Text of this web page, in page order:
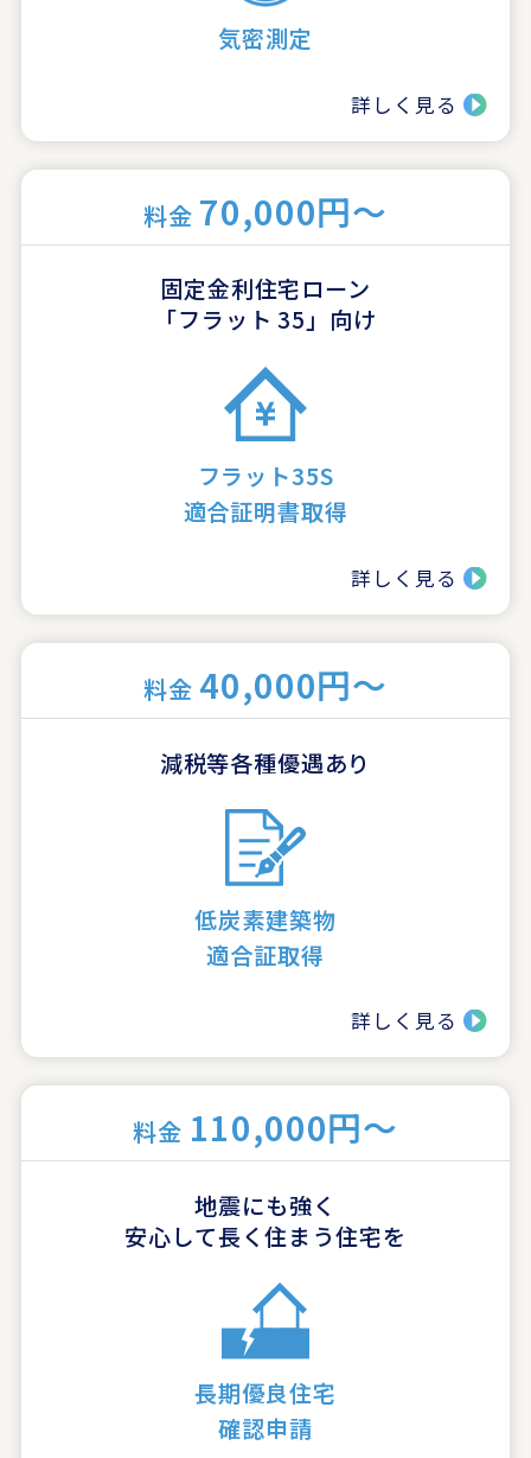
気密測定
詳しく見る
料金 70,000円～
固定金利住宅ローン
「フラット 35」向け
フラット35S
適合証明書取得
詳しく見る
料金 40,000円～
減税等各種優遇あり
低炭素建築物
適合証取得
詳しく見る
料金 110,000円～
地震にも強く
安心して長く住まう住宅を
長期優良住宅
確認申請